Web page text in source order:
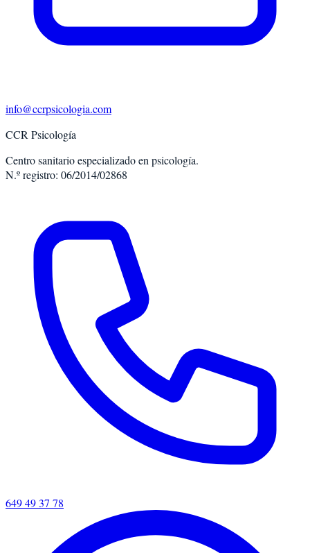
info@ccrpsicologia.com
CCR Psicología
Centro sanitario especializado en psicología.
N.º registro: 06/2014/02868
649 49 37 78